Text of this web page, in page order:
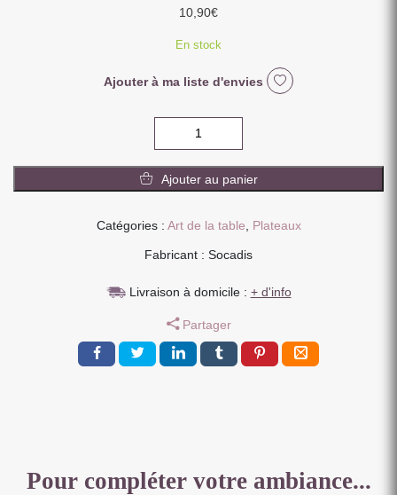
10,90€
En stock
Ajouter à ma liste d'envies
PLATEAU
AQUARELLA
X
X
CM
Ajouter au panier
Catégories : Art de la table, Plateaux
Fabricant : Socadis
Livraison à domicile : + d'info
Partager
Pour compléter votre ambiance...